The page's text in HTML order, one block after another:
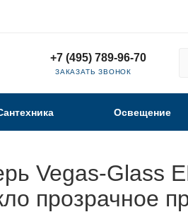
+7 (495) 789-96-70
ЗАКАЗАТЬ ЗВОНОК
Освещение
Vegas-Glass
прозрачное